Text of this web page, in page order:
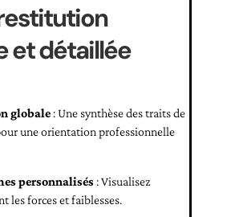
et détaillée
globale: Une synthèse des traits de
une orientation professionnelle
personnalisés : Visualisez
les forces et faiblesses.